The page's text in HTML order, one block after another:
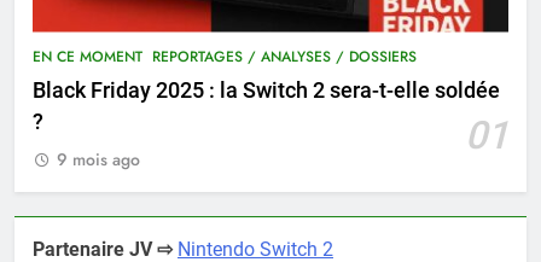
EN CE MOMENT REPORTAGES / ANALYSES / DOSSIERS
Black Friday 2025 : la Switch 2 sera-t-elle soldée
?
01
9 mois ago
Partenaire JV ⇨ Nintendo Switch 2